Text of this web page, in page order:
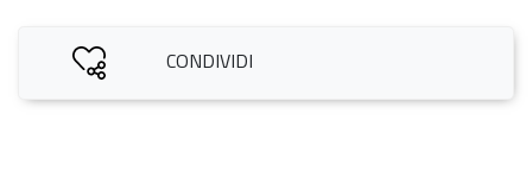
CONDIVIDI